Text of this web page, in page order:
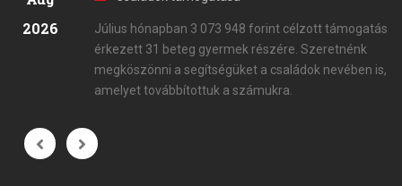
2026
Július hónapban 3 073 948 forint célzott támogatás
érkezett 31 beteg gyermek részére. Szeretnénk
megköszönni a segítségüket a családok nevében is,
amelyet továbbítottuk a számukra.